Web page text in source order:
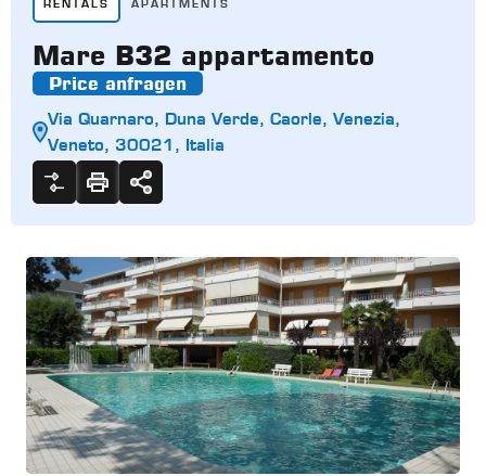
RENTALS APARTMENTS
Mare B32 appartamento
Price anfragen
Via Quarnaro, Duna Verde, Caorle, Venezia,
Veneto, 30021, Italia